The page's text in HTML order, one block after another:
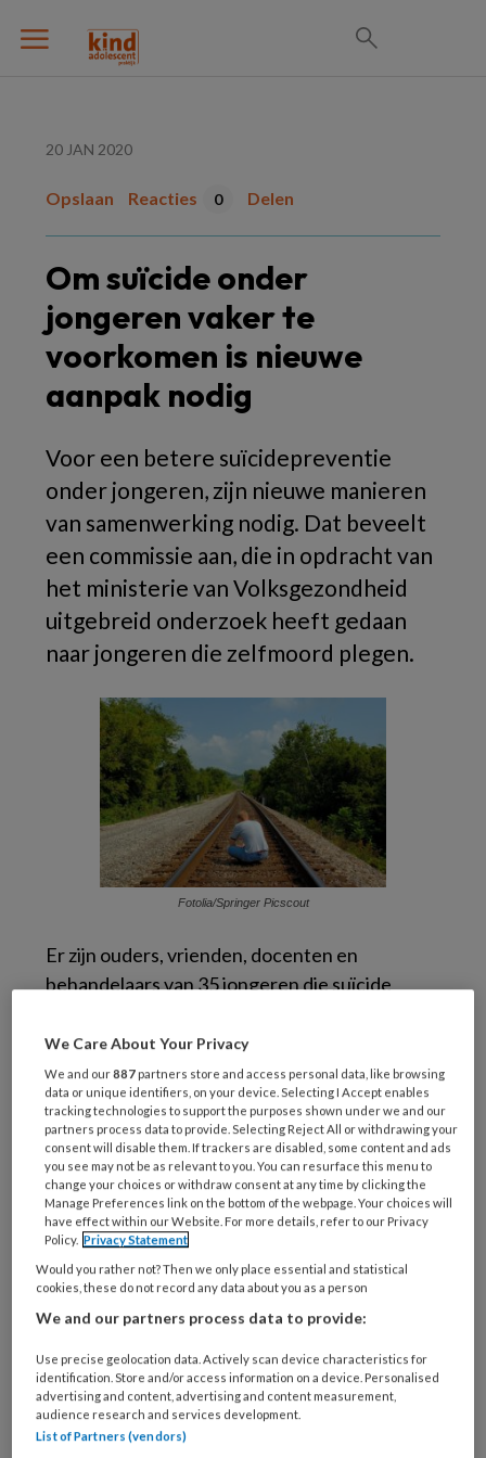
20 JAN 2020
Opslaan Reacties 0 Delen
Om suïcide onder
jongeren vaker te
voorkomen is nieuwe
aanpak nodig
Voor een betere suïcidepreventie
onder jongeren, zijn nieuwe manieren
van samenwerking nodig. Dat beveelt
een commissie aan, die in opdracht van
het ministerie van Volksgezondheid
uitgebreid onderzoek heeft gedaan
naar jongeren die zelfmoord plegen.
Fotolia/Springer Picscout
Er zijn ouders, vrienden, docenten en
behandelaars van 35 jongeren die suïcide
patronen. Som komt een zelfmoord voor de
omgeving uit het niets, maar vaker kampen
suïcidale jongeren met psychische problemen.
Complexe problematiek
Twee derde van de jongeren van wie de
zelfdoding is onderzocht, was in beeld bij de
zorg, maar daarin gaat nog veel fout. “De
jongeren met complexe problematiek konden
daarbij vaak in een vicieuze cirkel van
aanmelding, wachtlijsten, diagnostiek,
afwijzingen en verwijzing”, constateren de
We Care About Your Privacy
We and our887 partners store and access personal data, like browsing
data or unique identifiers, on your device. Selecting I Accept enables
tracking technologies to support the purposes shown under we and our
partners process data to provide. Selecting Reject All or withdrawing your
consent will disable them. If trackers are disabled, some content and ads
you see may not be as relevant to you. You can resurface this menu to
change your choices or withdraw consent at any time by clicking the
Manage Preferences link on the bottom of the webpage. Your choices will
have effect within our Website. For more details, refer to our Privacy
Policy. Privacy Statement
Would you rather not? Then we only place essential and statistical
cookies, these do not record any data about you as a person
We and our partners process data to provide:
Use precise geolocation data. Actively scan device characteristics for
identification. Store and/or access information on a device. Personalised
advertising and content, advertising and content measurement,
audience research and services development.
List of Partners (vendors)